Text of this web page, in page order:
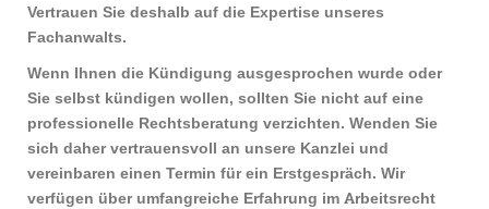
Vertrauen Sie deshalb auf die Expertise unseres
Fachanwalts.
Wenn Ihnen die Kündigung ausgesprochen wurde oder
Sie selbst kündigen wollen, sollten Sie nicht auf eine
professionelle Rechtsberatung verzichten. Wenden Sie
sich daher vertrauensvoll an unsere Kanzlei und
vereinbaren einen Termin für ein Erstgespräch. Wir
verfügen über umfangreiche Erfahrung im Arbeitsrecht